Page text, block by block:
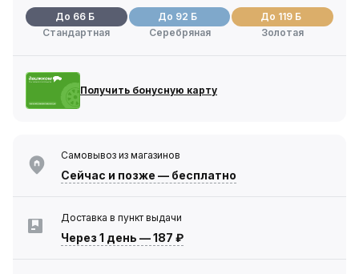
До 66 Б
Стандартная
До 92 Б
Серебряная
До 119 Б
Золотая
Получить бонусную карту
Самовывоз из магазинов
Сейчас и позже — бесплатно
Доставка в пункт выдачи
Через 1 день —187 ₽